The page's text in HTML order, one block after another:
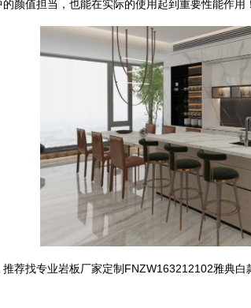
颜值担当，也能在实际的使用起到重要性能作用！
荐找专业岩板厂家定制FNZW163212102雅典白